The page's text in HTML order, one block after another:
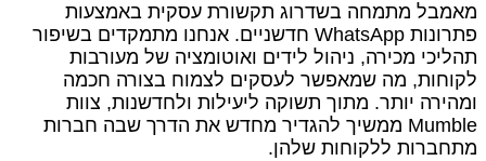
מאמבל מתמחה בשדרוג תקשורת עסקית באמצעות
פתרונות WhatsApp חדשניים. אנחנו מתמקדים בשיפור
תהליכי מכירה, ניהול לידים ואוטומציה של מעורבות
לקוחות, מה שמאפשר לעסקים לצמוח בצורה חכמה
ומהירה יותר. מתוך תשוקה ליעילות ולחדשנות, צוות
Mumble ממשיך להגדיר מחדש את הדרך שבה חברות
מתחברות ללקוחות שלהן.